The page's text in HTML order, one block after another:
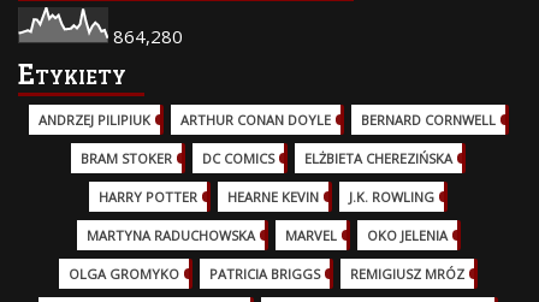
864,280
Etykiety
ANDRZEJ PILIPIUK (29)ARTHUR CONAN DOYLE BERNARD CORNWELL
BRAM STOKER DC COMICS (17)ELŻBIETA CHEREZIŃSKA
HARRY POTTER (13)HEARNE KEVIN J.K. ROWLING
MARTYNA RADUCHOWSKA MARVEL (32)OKO JELENIA
OLGA GROMYKO PATRICIA BRIGGS (12)REMIGIUSZ MRÓZ